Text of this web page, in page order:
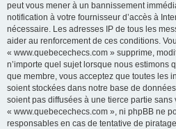
peut vous mener à un bannissement
notification à votre fournisseur d’accès à
nécessaire. Les adresses IP de tous les
aider au renforcement de ces conditions.
« www.quebecechecs.com » supprime,
n’importe quel sujet lorsque nous estimons
que membre, vous acceptez que toutes les
soient stockées dans notre base de
soient pas diffusées à une tierce partie sans
« www.quebecechecs.com », ni phpBB ne
responsables en cas de tentative de